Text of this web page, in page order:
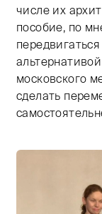
числе их
пособие, по
московского
сделать